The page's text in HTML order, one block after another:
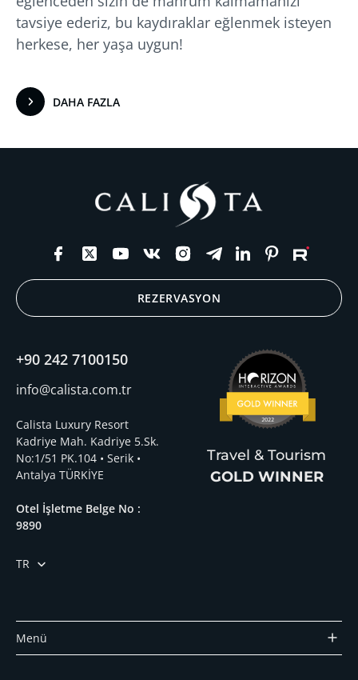
tavsiye ederiz, bu kaydıraklar eğlenmek isteyen
herkese, her yaşa uygun!
DAHA FAZLA
REZERVASYON
+90 242 7100150
info@calista.com.tr
Calista Luxury Resort
Kadriye Mah. Kadriye 5.Sk.
No:1/51 PK.104 • Serik •
Antalya TÜRKİYE
Otel İşletme Belge No :
9890
TR
Travel & Tourism
GOLD WINNER
Menü